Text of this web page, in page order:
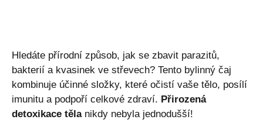
Hledáte přírodní způsob, jak se zbavit parazitů,
bakterií a kvasinek ve střevech? Tento bylinný čaj
kombinuje účinné složky, které očistí vaše tělo, posílí
imunitu a podpoří celkové zdraví. Přirozená
detoxikace tělanikdy nebyla jednodušší!